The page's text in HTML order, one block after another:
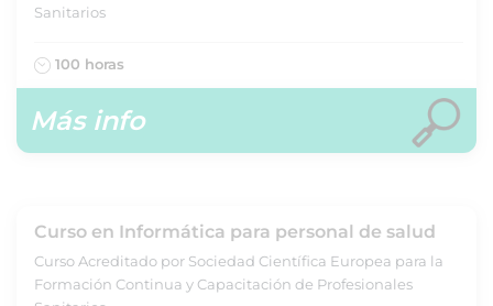
Sanitarios
100 horas
Más info
Curso en Informática para personal de salud
Curso Acreditado por Sociedad Científica Europea para la
Formación Continua y Capacitación de Profesionales